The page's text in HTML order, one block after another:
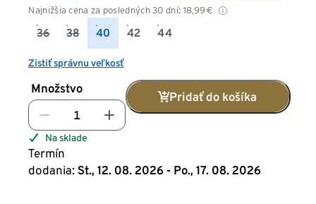
Najnižšia cena za posledných 30 dní: 18,99€
36 38 40 42 44
Zistiť správnu veľkosť
Množstvo
Pridať do košíka
Na sklade
Termín
dodania: St., 12. 08. 2026 - Po., 17. 08. 2026